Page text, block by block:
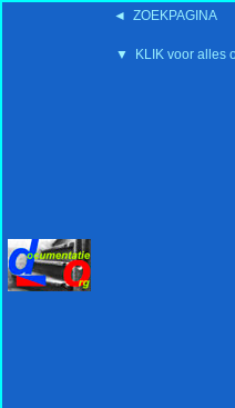
◄ ZOEKPAGINA
▼ KLIK voor alles
'15:19 19-2-2008